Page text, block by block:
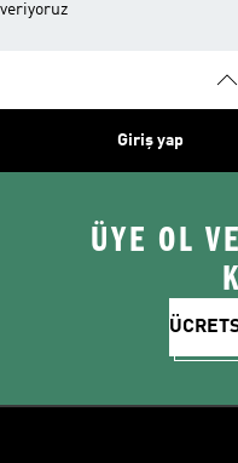
veriyoruz
Giriş yap
ÜYE OL